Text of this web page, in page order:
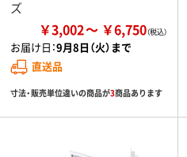
ズ
￥3,002 ￥6,750
お届け日：9月8日（火）まで
直送品
寸法・販売単位違いの商品が3商品あります